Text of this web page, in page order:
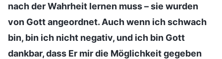
nach der Wahrheit lernen muss – sie wurden
von Gott angeordnet. Auch wenn ich schwach
bin, bin ich nicht negativ, und ich bin Gott
dankbar, dass Er mir die Möglichkeit gegeben